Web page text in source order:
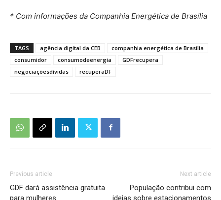
* Com informações da Companhia Energética de Brasília
TAGS agência digital da CEB
companhia energética de Brasília
consumidor
consumodeenergia
GDFrecupera
negociaçõesdívidas
recuperaDF
Previous article
GDF dará assistência gratuita
para mulheres
Next article
População contribui com
ideias sobre estacionamentos